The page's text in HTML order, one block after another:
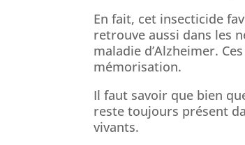
En fait, cet insecticide
retrouve aussi dans les
maladie d’Alzheimer.
mémorisation.
Il faut savoir que bien
reste toujours présent
vivants.